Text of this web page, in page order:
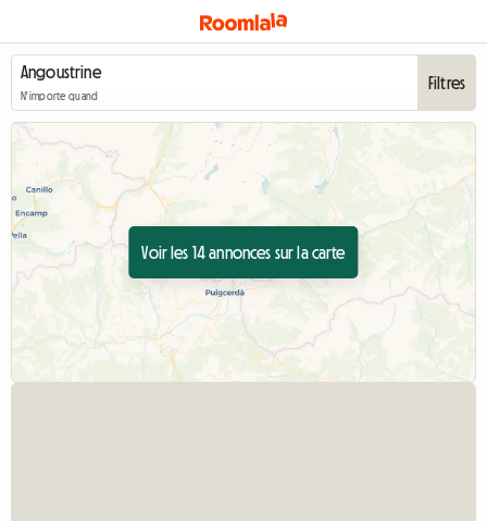
N'importe quand
Filtres
Voir les 14 annonces sur la carte